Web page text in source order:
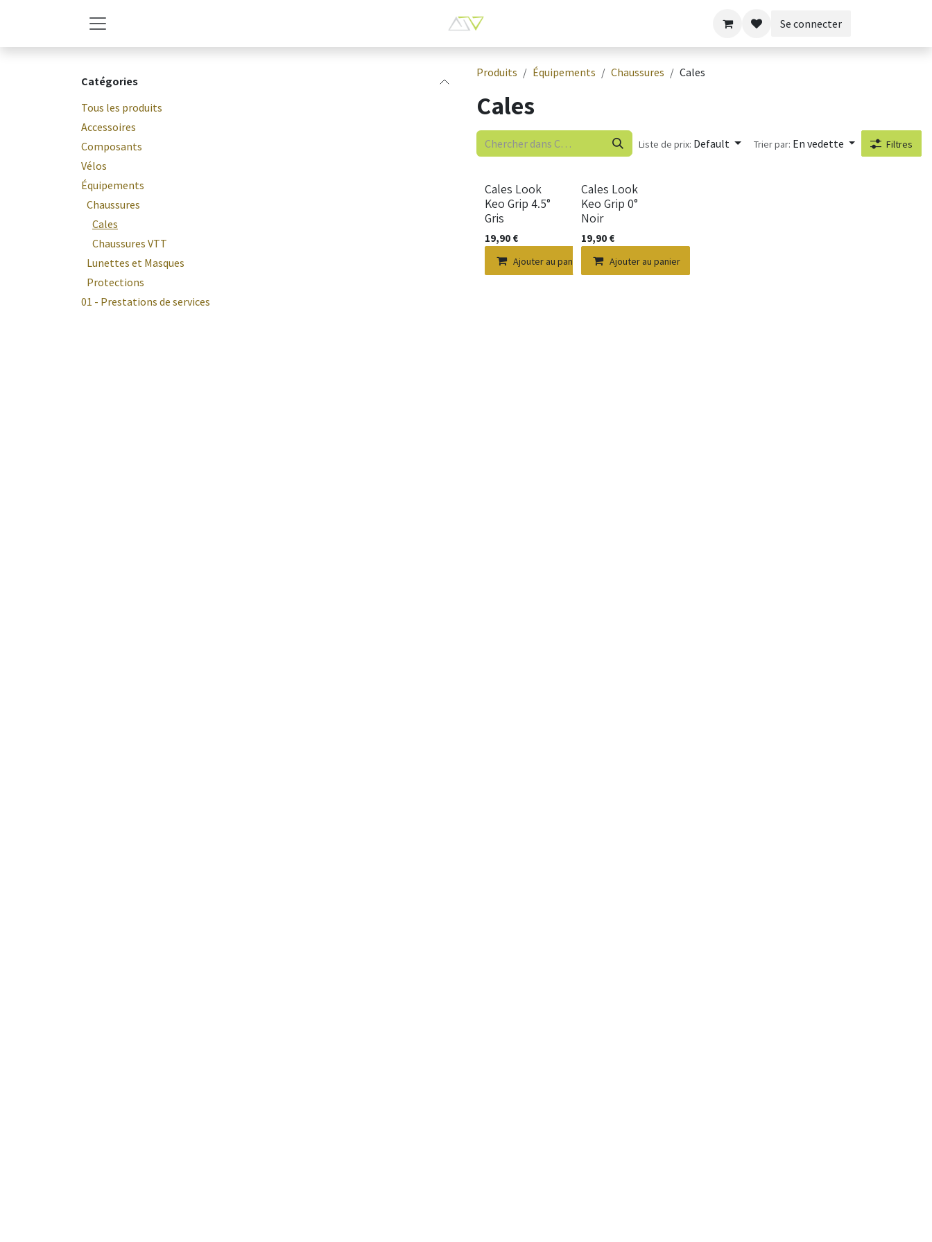
Se connecter
Catégories
Tous les produits
Accessoires
Composants
Vélos
Équipements
Chaussures
Cales
Chaussures VTT
Lunettes et Masques
Protections
01 - Prestations de services
Produits Équipements Chaussures Cales
Cales
Liste de prix: Default Trier par: En vedette Filtres
Nouveau !
Cales Look
Keo Grip 4.5°
Gris
19,90 €
Ajouter au panier
Nouveau !
Cales Look
Keo Grip 0°
Noir
19,90€
Ajouter au panier